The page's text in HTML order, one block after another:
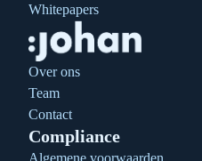
Whitepapers
Over ons
Team
Contact
Compliance
Algemene voorwaarden